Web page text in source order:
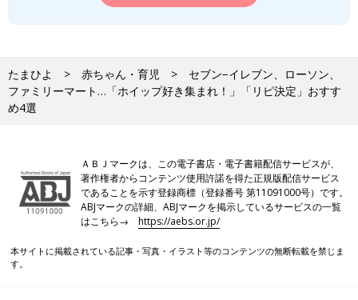
たまひよ 赤ちゃん・育児
セブン−イレブン、ローソン、
ファミリーマート…「ホイップ好き集まれ！」「リピ決定」おすす
め4選
ＡＢＪマークは、この電子書店・電子書籍配信サービスが、
著作権者からコンテンツ使用許諾を得た正規版配信サービス
であることを示す登録商標（登録番号 第11091000号）です。
ABJマークの詳細、ABJマークを掲示しているサービスの一覧
はこちら→https://aebs.or.jp/
本サイトに掲載されている記事・写真・イラスト等のコンテンツの無断転載を禁じま
す。